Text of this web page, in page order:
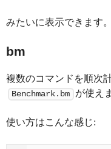
みたいに表示できます。
bm
複数のコマンドを順次
Benchmark.bm が使え
使い方はこんな感じ: